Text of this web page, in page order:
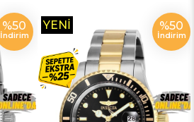
%50
İndirim
%50
İndirim
YENI